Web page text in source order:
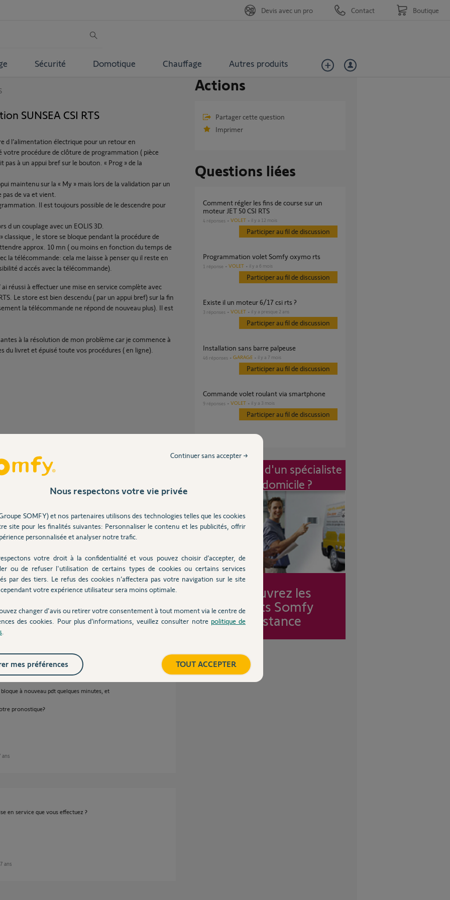
Sécurité Domotique Chauffage Autres produits
Devis avec un pro Contact Boutique
SUNSEA CSI RTS
d l’alimentation électrique pour un retour en
votre procédure de clôture de programmation ( pièce
à un appui bref sur le bouton. « Prog » de la
maintenu sur la « My » mais lors de la validation par un
de va et vient.
Il est toujours possible de le descendre pour
d un couplage avec un EOLIS 3D.
classique , le store se bloque pendant la procédure de
approx. 10 mn ( ou moins en fonction du temps de
la télécommande: cela me laisse à penser qu il reste en
d accés avec la télécommande).
réussi à effectuer une mise en service complète avec
Le store est bien descendu ( par un appui bref) sur la fin
la télécommande ne répond de nouveau plus). Il est
à la résolution de mon problème car je commence à
du livret et épuisé toute vos procédures ( en ligne).
Participer au fil de discussion
indiquez, il semblerait que votre moteur de
de votre installateur/revendeur en
de votre moteur.
ans
une mise en service complète avec
store est bien descendu ( par un appui bref)
la télécommande ne répond de
puis après quelques minutes le store
à nouveau pdt quelques minutes, et
pronostique?
ans
en service que vous effectuez ?
ans
Actions
Partager cette question
Imprimer
Questions liées
Comment régler les fins de course sur un
moteur JET 50 CSI RTS
4 réponses VOLET il y a 12 mois
Participer au fil de discussion
Programmation volet Somfy oxymo rts
1 réponse VOLET il y a 6 mois
Participer au fil de discussion
existe il un moteur 6/17 csi rts ?
3 réponses VOLET il y a presque 2 ans
Participer au fil de discussion
Installation sans barre palpeuse
46 réponses GARAGE il y a 7 mois
Participer au fil de discussion
Commande volet roulant via smartphone
9 réponses VOLET il y a 3 mois
Participer au fil de discussion
Intervention d'un spécialiste
à mon domicile ?
Découvrez les
forfaits Somfy
Assistance
Nous respectons votre vie privée
SOMFY) et nos partenaires utilisons des technologies telles que les cookies
site pour les finalités suivantes: Personnaliser le contenu et les publicités, offrir
personnalisée et analyser notre trafic.
votre droit à la confidentialité et vous pouvez choisir d’accepter, de
ou de refuser l'utilisation de certains types de cookies ou certains services
par des tiers. Le refus des cookies n’affectera pas votre navigation sur le site
votre expérience utilisateur sera moins optimale.
changer d'avis ou retirer votre consentement à tout moment via le centre de
des cookies. Pour plus d’informations, veuillez consulter notre politique de
Continuer sans accepter →
TOUT ACCEPTER
mes préférences